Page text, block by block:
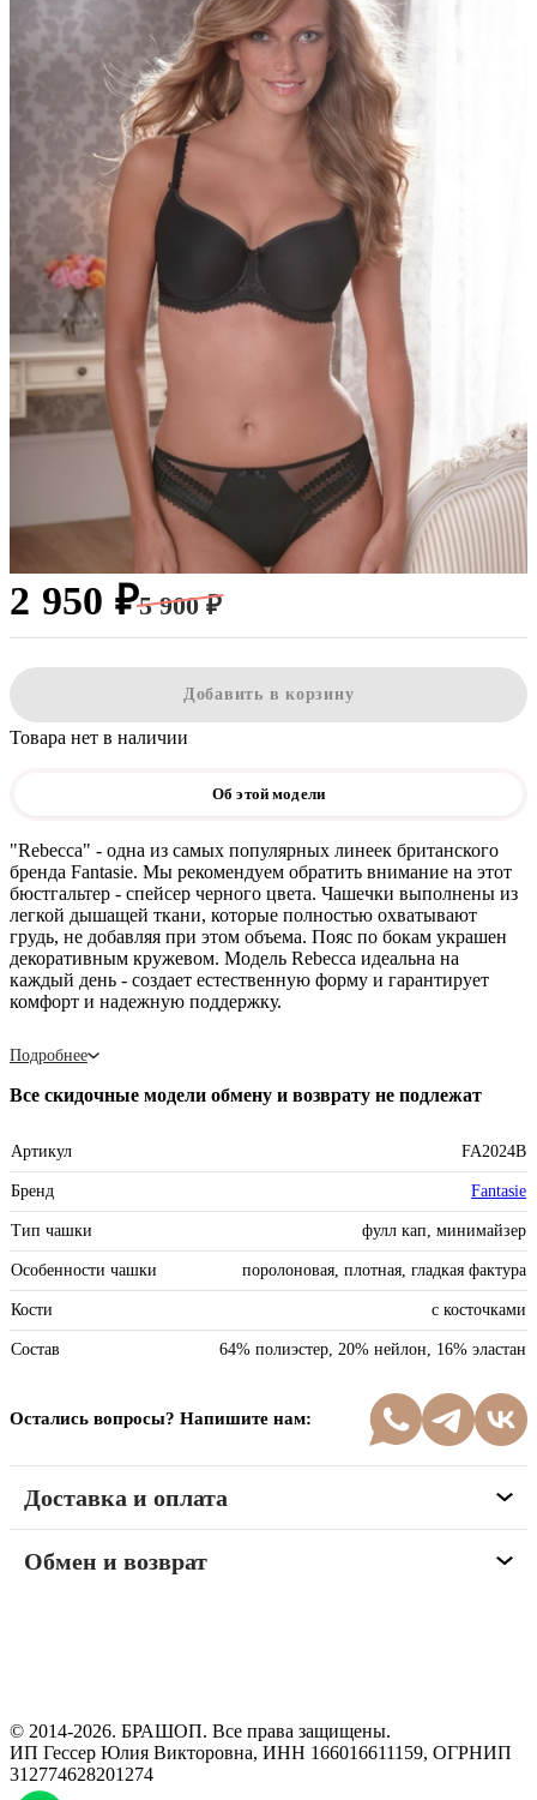
2 950 ₽5 900 ₽
Добавить в корзину
Товара нет в наличии
Об этой модели
"Rebecca" - одна из самых популярных линеек британского
бренда Fantasie. Мы рекомендуем обратить внимание на этот
бюстгальтер - спейсер черного цвета. Чашечки выполнены из
легкой дышащей ткани, которые полностью охватывают
грудь, не добавляя при этом объема. Пояс по бокам украшен
декоративным кружевом. Модель Rebecca идеальна на
каждый день - создает естественную форму и гарантирует
комфорт и надежную поддержку.
Подробнее
Все скидочные модели обмену и возврату не подлежат
Артикул FA2024B
Бренд Fantasie
Тип чашки фулл кап, минимайзер
Особенности чашки поролоновая, плотная, гладкая фактура
Кости с косточками
Состав 64% полиэстер, 20% нейлон, 16% эластан
Остались вопросы? Напишите нам:
Доставка и оплата
Обмен и возврат
© 2014-2026. БРАШОП. Все права защищены.
ИП Гессер Юлия Викторовна, ИНН 166016611159, ОГРНИП
312774628201274